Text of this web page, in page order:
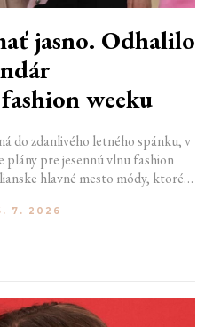
jasno. Odhalilo
weeku
do zdanlivého letného spánku, v
plány pre jesennú vlnu fashion
hlavné mesto módy, ktoré
mená, pozornosť však
7. 2026